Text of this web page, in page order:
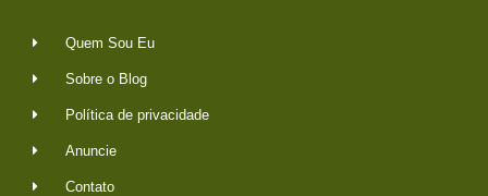
Quem Sou Eu
Sobre o Blog
Política de privacidade
Anuncie
Contato